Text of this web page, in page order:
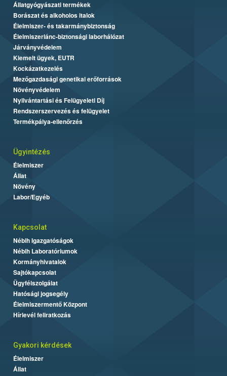
Állatgyógyászati termékek
Borászat és alkoholos italok
Élelmiszer- és takarmánybiztonság
Élelmiszerlánc-biztonsági laborhálózat
Járványvédelem
Kiemelt ügyek, EUTR
Kockázatkezelés
Mezőgazdasági genetikai erőforrások
Növényvédelem
Nyilvántartási és Felügyeleti Díj
Rendszerszervezés és felügyelet
Termékpálya-ellenőrzés
Ügyintézés
Élelmiszer
Állat
Növény
Labor/Egyéb
Kapcsolat
Nébih Igazgatóságok
Nébih Laboratóriumok
Kormányhivatalok
Sajtókapcsolat
Ügyfélszolgálat
Hatósági jogsegély
Élelmiszermentő Központ
Hírlevél feliratkozás
Gyakori kérdések
Élelmiszer
Állat